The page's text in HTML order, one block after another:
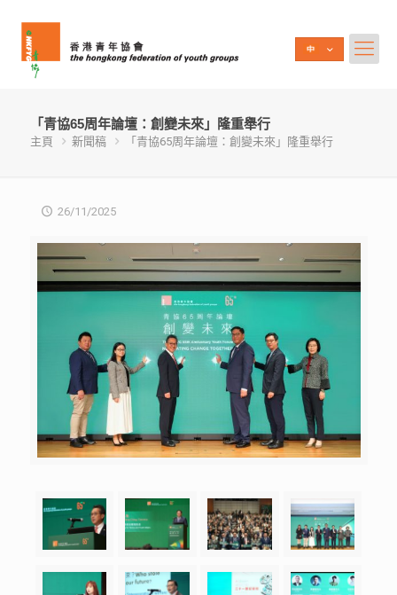
「青協65周年論壇：創變未來」隆重舉行
主頁 新聞稿 「青協65周年論壇：創變未來」隆重舉行
26/11/2025